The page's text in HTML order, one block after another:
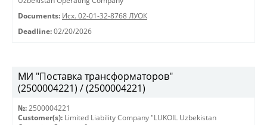
Documents: Исх. 02-01-32-8768 ЛУОК
Deadline: 02/20/2026
МИ "Поставка трансформаторов"
(2500004221) / (2500004221)
№: 2500004221
Customer(s): Limited Liability Company "LUKOIL Uzbekistan